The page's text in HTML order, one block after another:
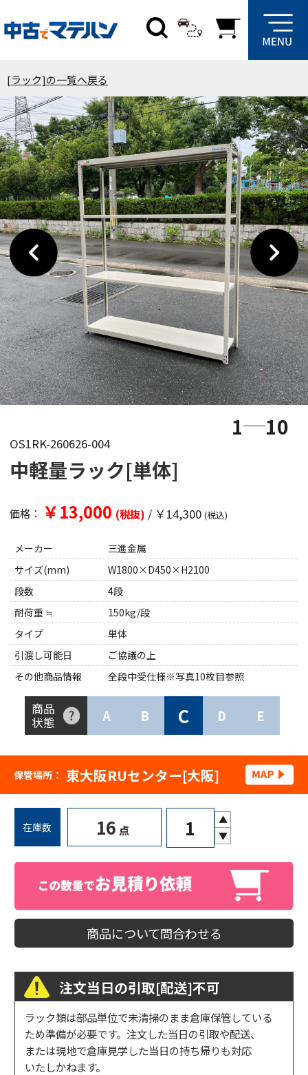
[ラック]の一覧へ戻る
1 10
OS1RK-260626-004
中軽量ラック[単体]
価格： ￥13,000 (税抜) / ￥14,300 (税込)
メーカー
三進金属
サイズ(mm)
W1800×D450×H2100
段数
4段
耐荷重 ≒
150kg/段
タイプ
単体
引渡し可能日
ご協議の上
その他商品情報
全段中受仕様※写真10枚目参照
商品
状態
A B C D E
保管場所： 東大阪RUセンター[大阪]
在庫数 16 点
▲
▼
商品について問合わせる
注文当日の引取[配送]不可
ラック類は部品単位で未清掃のまま倉庫保管している
ため準備が必要です。注文した当日の引取や配送、
または現地で倉庫見学した当日の持ち帰りも対応
いたしかねます。